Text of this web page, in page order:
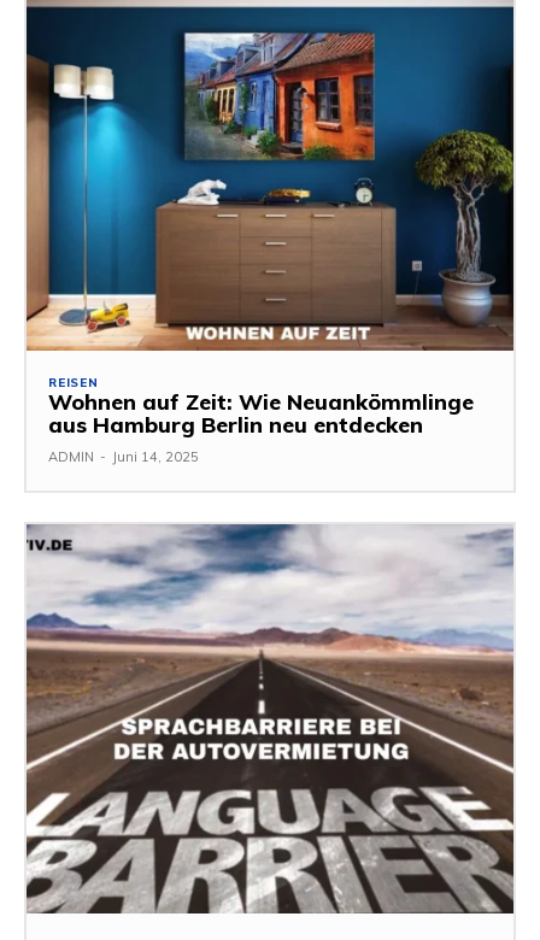
REISEN
Wohnen auf Zeit: Wie Neuankömmlinge
aus Hamburg Berlin neu entdecken
ADMIN - Juni 14, 2025